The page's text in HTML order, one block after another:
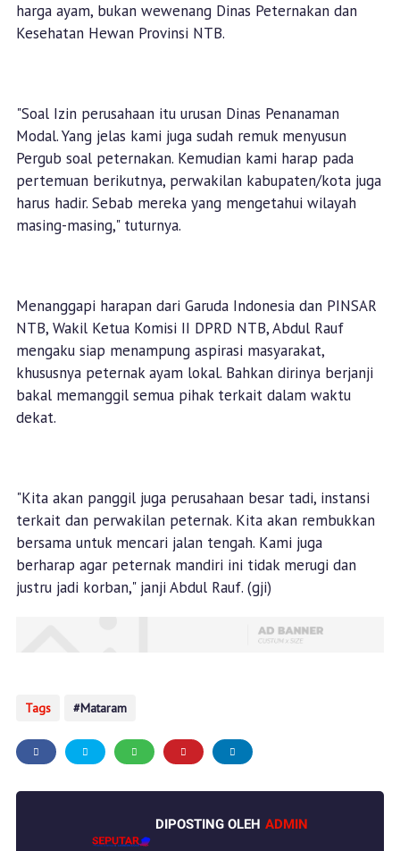
harga ayam, bukan wewenang Dinas Peternakan dan
Kesehatan Hewan Provinsi NTB.
"Soal Izin perusahaan itu urusan Dinas Penanaman
Modal. Yang jelas kami juga sudah remuk menyusun
Pergub soal peternakan. Kemudian kami harap pada
pertemuan berikutnya, perwakilan kabupaten/kota juga
harus hadir. Sebab mereka yang mengetahui wilayah
masing-masing," tuturnya.
Menanggapi harapan dari Garuda Indonesia dan PINSAR
NTB, Wakil Ketua Komisi II DPRD NTB, Abdul Rauf
mengaku siap menampung aspirasi masyarakat,
khususnya peternak ayam lokal. Bahkan dirinya berjanji
bakal memanggil semua pihak terkait dalam waktu
dekat.
"Kita akan panggil juga perusahaan besar tadi, instansi
terkait dan perwakilan peternak. Kita akan rembukkan
bersama untuk mencari jalan tengah. Kami juga
berharap agar peternak mandiri ini tidak merugi dan
justru jadi korban," janji Abdul Rauf. (gji)
Tags Mataram
DIPOSTING OLEH ADMIN